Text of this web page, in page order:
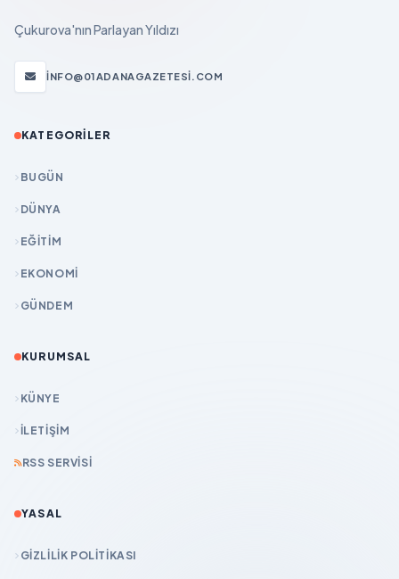
Çukurova'nın Parlayan Yıldızı
INFO@01ADANAGAZETESI.COM
KATEGORILER
BUGÜN
DÜNYA
EĞİTİM
EKONOMİ
GÜNDEM
KURUMSAL
KÜNYE
İLETIŞIM
RSS SERVISI
YASAL
GIZLILIK POLITIKASI